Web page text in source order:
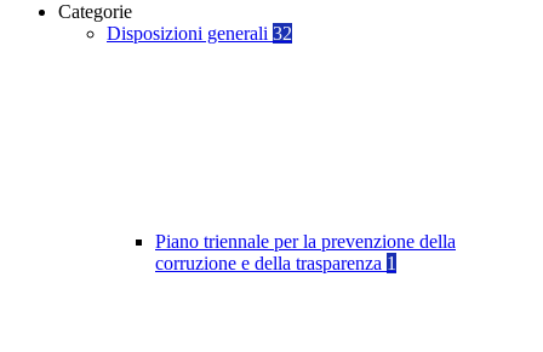
Categorie
Disposizioni generali 32
Piano triennale per la prevenzione della
corruzione e della trasparenza 1